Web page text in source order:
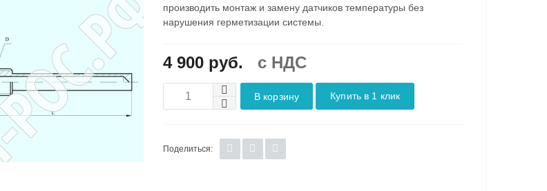
производить монтаж и замену датчиков температуры без
нарушения герметизации системы.
4 900 руб. c НДС
В корзину Купить в 1 клик
Поделиться: